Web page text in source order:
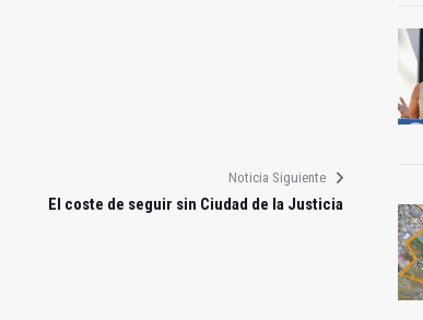
Noticia Siguiente
El coste de seguir sin Ciudad de la Justicia